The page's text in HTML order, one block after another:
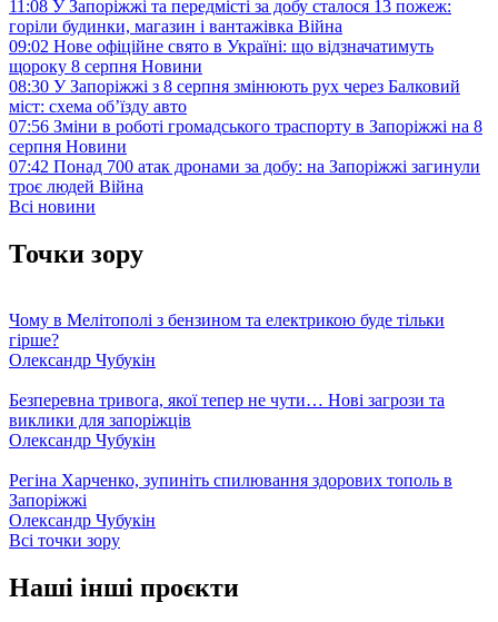
11:08 У Запоріжжі та передмісті за добу сталося 13 пожеж:
горіли будинки, магазин і вантажівка Війна
09:02 Нове офіційне свято в Україні: що відзначатимуть
щороку 8 серпня Новини
08:30 У Запоріжжі з 8 серпня змінюють рух через Балковий
міст: схема об’їзду авто
07:56 Зміни в роботі громадського траспорту в Запоріжжі на 8
серпня Новини
07:42 Понад 700 атак дронами за добу: на Запоріжжі загинули
троє людей Війна
Всі новини
Точки зору
Чому в Мелітополі з бензином та електрикою буде тільки
гірше?
Олександр Чубукін
Безперевна тривога, якої тепер не чути… Нові загрози та
виклики для запоріжців
Олександр Чубукін
Регіна Харченко, зупиніть спилювання здорових тополь в
Запоріжжі
Олександр Чубукін
Всі точки зору
Наші інші проєкти